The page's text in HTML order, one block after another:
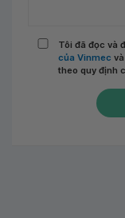
Tôi đã đọc và
của Vinmec
theo quy định